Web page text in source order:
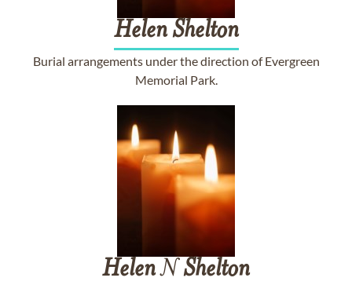
Helen Shelton
Burial arrangements under the direction of Evergreen
Memorial Park.
HelenN Shelton